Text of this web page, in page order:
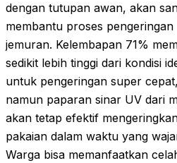
dengan tutupan awan, akan
membantu proses pengeringan
jemuran. Kelembapan 71%
sedikit lebih tinggi dari kondisi
untuk pengeringan super cepat,
namun paparan sinar UV dari
akan tetap efektif
pakaian dalam waktu yang
Warga bisa memanfaatkan